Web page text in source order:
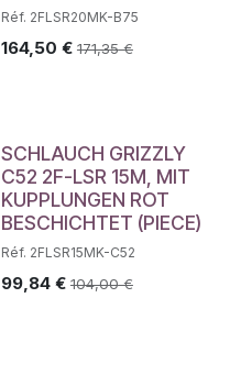
Réf. 2FLSR20MK-B75
164,50 € 171,35€
SCHLAUCH GRIZZLY
C52 2F-LSR 15M, MIT
KUPPLUNGEN ROT
BESCHICHTET (PIECE)
Réf. 2FLSR15MK-C52
99,84€ 104,00€